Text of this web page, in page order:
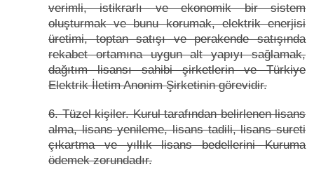
verimli, istikrarlı ve ekonomik bir sistem
oluşturmak ve bunu korumak, elektrik enerjisi
üretimi, toptan satışı ve perakende satışında
rekabet ortamına uygun alt yapıyı sağlamak,
dağıtım lisansı sahibi şirketlerin ve Türkiye
Elektrik İletim Anonim Şirketinin görevidir.
6. Tüzel kişiler. Kurul tarafından belirlenen lisans
alma, lisans yenileme, lisans tadili, lisans sureti
çıkartma ve yıllık lisans bedellerini Kuruma
ödemek zorundadır.